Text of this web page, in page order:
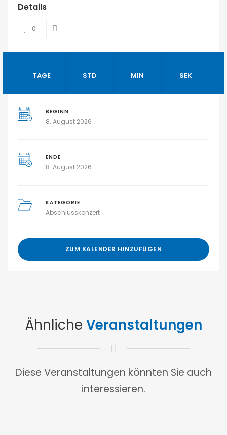
Details
0
TAGE STD MIN SEK
BEGINN
8. August 2026
ENDE
8. August 2026
KATEGORIE
Abschlusskonzert
ZUM KALENDER HINZUFÜGEN
Ähnliche Veranstaltungen
Diese Veranstaltungen könnten Sie auch
interessieren.